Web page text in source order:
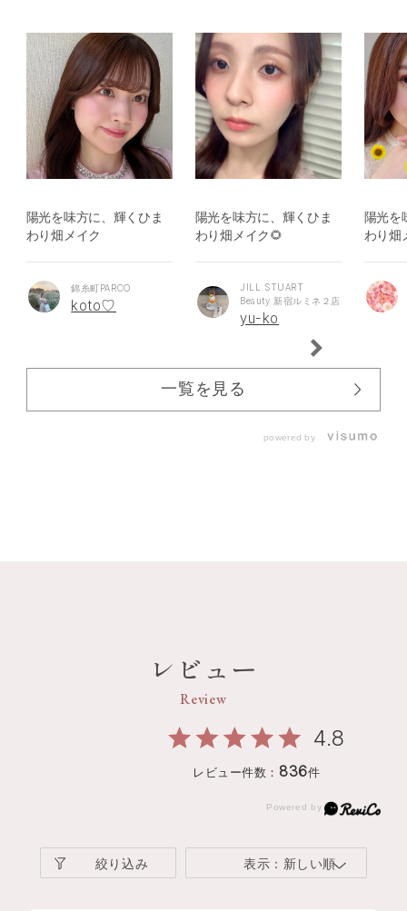
陽光を味方に、輝くひま
わり畑メイク
錦糸町PARCO
koto♡
陽光を味方に、輝くひま
わり畑メイク🌻
JILL STUART
Beauty 新宿ルミネ２店
yu-ko
陽光を
わり畑
一覧を見る
powered by
レビュー
Review
4.8
レビュー件数： 836件
絞り込み 表示：新しい順